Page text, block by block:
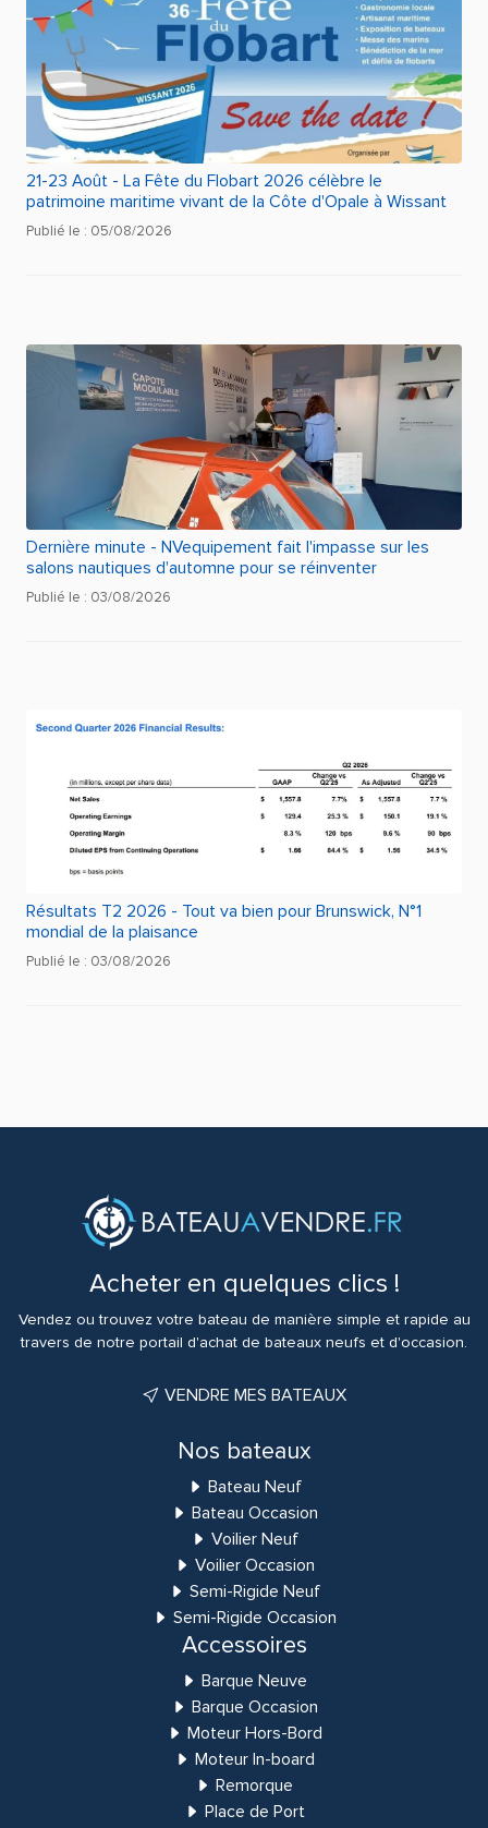
21-23 Août - La Fête du Flobart 2026 célèbre le
patrimoine maritime vivant de la Côte d'Opale à Wissant
Publié le : 05/08/2026
Dernière minute - NVequipement fait l'impasse sur les
salons nautiques d'automne pour se réinventer
Publié le : 03/08/2026
Résultats T2 2026 - Tout va bien pour Brunswick, N°1
mondial de la plaisance
Publié le : 03/08/2026
Acheter en quelques clics !
Vendez ou trouvez votre bateau de manière simple et rapide au
travers de notre portail d'achat de bateaux neufs et d'occasion.
VENDRE MES BATEAUX
Nos bateaux
Bateau Neuf
Bateau Occasion
Voilier Neuf
Voilier Occasion
Semi-Rigide Neuf
Semi-Rigide Occasion
Accessoires
Barque Neuve
Barque Occasion
Moteur Hors-Bord
Moteur In-board
Remorque
Place de Port